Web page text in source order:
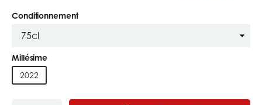
Conditionnement
Millésime
2022